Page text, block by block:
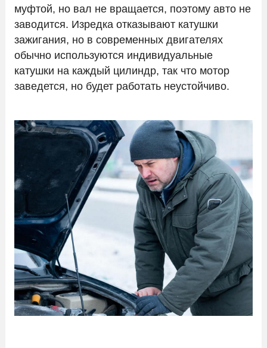
муфтой, но вал не вращается, поэтому авто не
заводится. Изредка отказывают катушки
зажигания, но в современных двигателях
обычно используются индивидуальные
катушки на каждый цилиндр, так что мотор
заведется, но будет работать неустойчиво.